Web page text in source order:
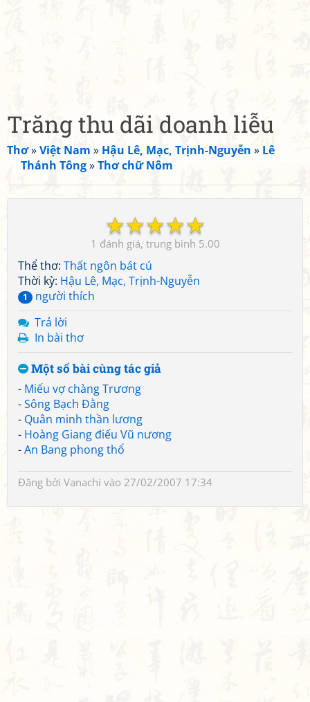
Trăng thu dãi doanh liễu
Thơ»Việt Nam » Hậu Lê, Mạc, Trịnh-Nguyễn » Lê
Thánh Tông»Thơ chữ Nôm
☆
☆
☆
☆
☆
1 5.00
Thể thơ: Thất ngôn bát cú
Thời kỳ: Hậu Lê, Mạc, Trịnh-Nguyễn
1
người thích
Trả lời
In bài thơ
Một số bài cùng tác giả
- Miếu vợ chàng Trương
-Sông Bạch Đằng
- Quân minh thần lương
- Hoàng Giang điếu Vũ nương
-An Bang phong thổ
Đăng bởi Vanachi vào 27/02/2007 17:34